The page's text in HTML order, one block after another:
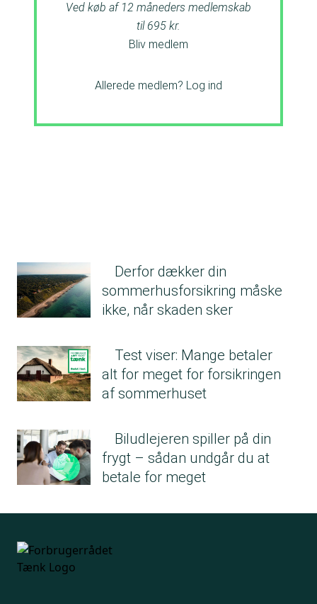
Ved køb af 12 måneders medlemskab
til 695 kr.
Bliv medlem
Allerede medlem? Log ind
Derfor dækker din
sommerhusforsikring måske
ikke, når skaden sker
Test viser: Mange betaler
alt for meget for forsikringen
af sommerhuset
Biludlejeren spiller på din
frygt – sådan undgår du at
betale for meget